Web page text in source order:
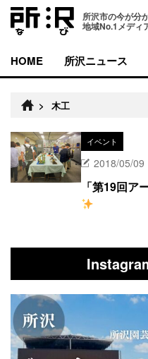
所沢市の今が分
地域No.1メディ
HOME 所沢ニュース
> 木工
イベント
2018/05/09
「第19回ア